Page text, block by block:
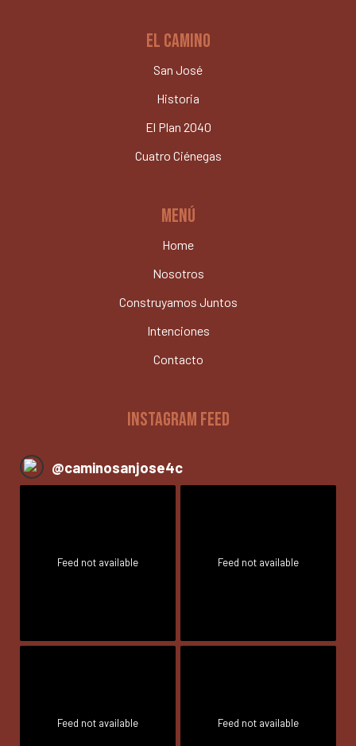
EL CAMINO
San José
Historia
El Plan 2040
Cuatro Ciénegas
MENÚ
Home
Nosotros
Construyamos Juntos
Intenciones
Contacto
INSTAGRAM FEED
@caminosanjose4c
Feed not available Feed not available
Feed not available Feed not available